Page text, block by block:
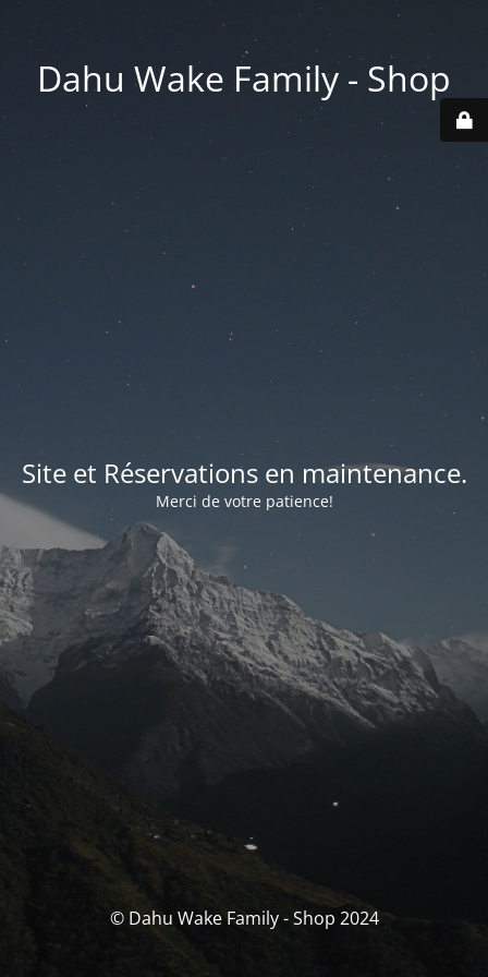
Dahu Wake Family - Shop
Site et Réservations en maintenance.
Merci de votre patience!
© Dahu Wake Family - Shop 2024